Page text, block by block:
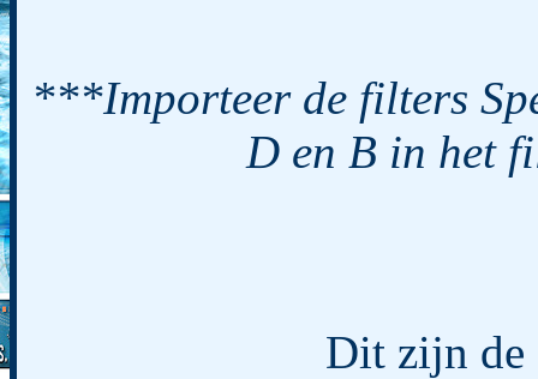
***Importeer de filters
D en B in het
Dit zijn de